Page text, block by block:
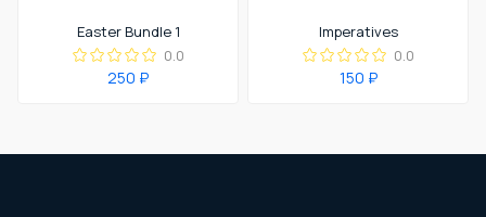
Easter Bundle 1
0.0
250 ₽
Imperatives
0.0
150 ₽